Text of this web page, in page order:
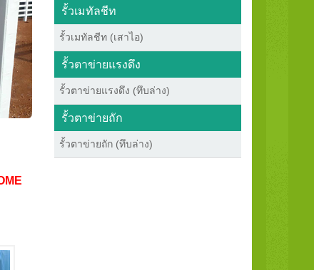
รั้วเมทัลชีท
รั้วเมทัลชีท (เสาไอ)
รั้วตาข่ายแรงดึง
รั้วตาข่ายแรงดึง (ทึบล่าง)
รั้วตาข่ายถัก
รั้วตาข่ายถัก (ทึบล่าง)